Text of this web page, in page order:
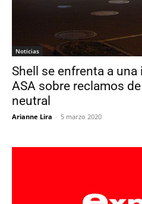
Noticias
Shell se enfrenta a
ASA sobre reclamos
neutral
Arianne Lira - 5 marzo 2020